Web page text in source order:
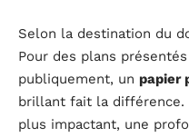
Selon la destination du
Pour des plans
publiquement, un papier
brillant fait la différence.
plus impactant, une